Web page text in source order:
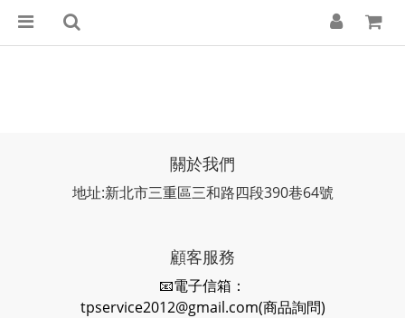
關於我們
地址:新北市三重區三和路四段390巷64號
顧客服務
📧電子信箱：
tpservice2012@gmail.com(商品詢問)